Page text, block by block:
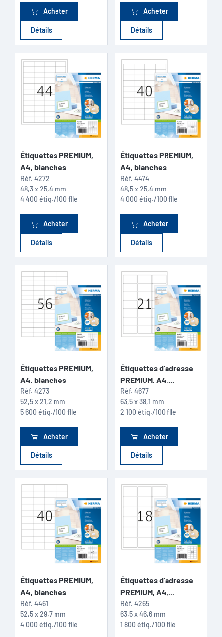
Acheter
Détails
Acheter
Détails
Étiquettes PREMIUM,
A4, blanches
Réf. 4272
48,3 x 25,4 mm
4 400 étiq./100 flle
Acheter
Détails
Étiquettes PREMIUM,
A4, blanches
Réf. 4474
48,5 x 25,4 mm
4 000 étiq./100 flle
Acheter
Détails
Étiquettes PREMIUM,
A4, blanches
Réf. 4273
52,5 x 21,2 mm
5 600 étiq./100 flle
Acheter
Détails
Étiquettes d'adresse
PREMIUM, A4,...
Réf. 4677
63,5 x 38,1 mm
2 100 étiq./100 flle
Acheter
Détails
Étiquettes PREMIUM,
A4, blanches
Réf. 4461
52,5 x 29,7 mm
4 000 étiq./100 flle
Étiquettes d'adresse
PREMIUM, A4,...
Réf. 4265
63,5 x 46,6 mm
1 800 étiq./100 flle